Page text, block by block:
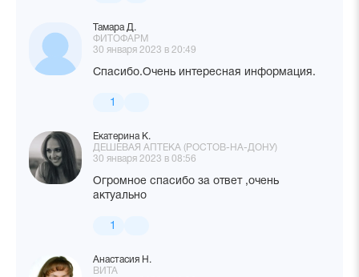
Тамара Д.
ФИТОФАРМ
30 января 2023 в 20:49
Спасибо.Очень интересная информация.
1
Екатерина К.
ДЕШЕВАЯ АПТЕКА (РОСТОВ-НА-ДОНУ)
30 января 2023 в 08:56
Огромное спасибо за ответ ,очень
актуально
1
Анастасия Н.
ВИТА